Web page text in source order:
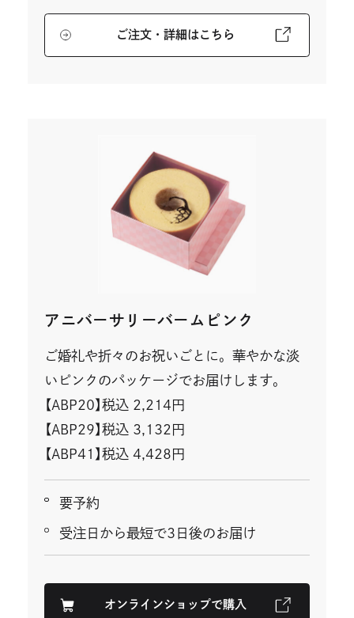
外
部
ン
ウ
で
開
き
す
ご注文・詳細はこちら
アニバーサリーバームピンク
ご婚礼や折々のお祝いごとに。華やかな淡
いピンクのパッケージでお届けします。
【ABP20】税込 2,214円
【ABP29】税込 3,132円
【ABP41】税込 4,428円
要予約
受注日から最短で3日後のお届け
外
オンラインショップで購入